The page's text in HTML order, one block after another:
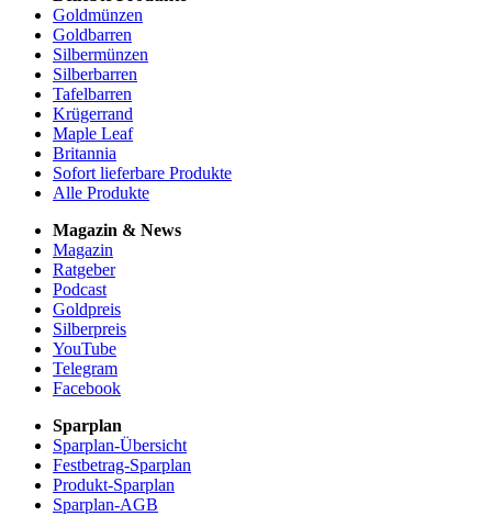
Goldmünzen
Goldbarren
Silbermünzen
Silberbarren
Tafelbarren
Krügerrand
Maple Leaf
Britannia
Sofort lieferbare Produkte
Alle Produkte
Magazin & News
Magazin
Ratgeber
Podcast
Goldpreis
Silberpreis
YouTube
Telegram
Facebook
Sparplan
Sparplan-Übersicht
Festbetrag-Sparplan
Produkt-Sparplan
Sparplan-AGB